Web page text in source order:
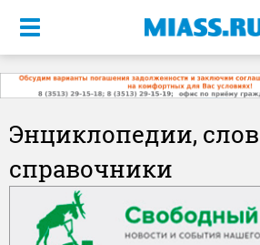
Меню
Энциклопедии,
справочники